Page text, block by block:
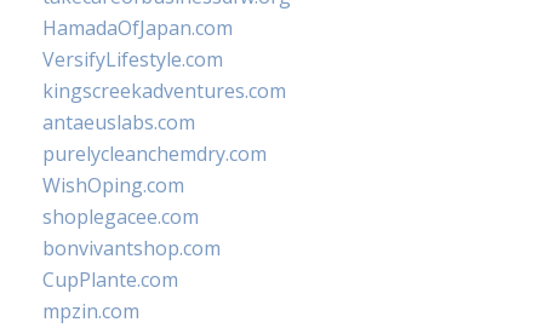
HamadaOfJapan.com
VersifyLifestyle.com
kingscreekadventures.com
antaeuslabs.com
purelycleanchemdry.com
WishOping.com
shoplegacee.com
bonvivantshop.com
CupPlante.com
mpzin.com